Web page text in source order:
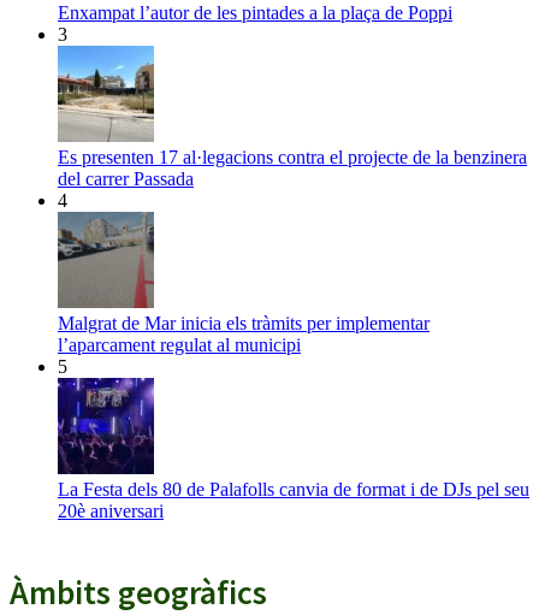
Enxampat l’autor de les pintades a la plaça de Poppi
3
Es presenten 17 al·legacions contra el projecte de la benzinera
del carrer Passada
4
Malgrat de Mar inicia els tràmits per implementar
l’aparcament regulat al municipi
5
La Festa dels 80 de Palafolls canvia de format i de DJs pel seu
20è aniversari
Àmbits geogràfics